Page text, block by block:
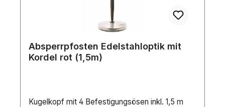
Absperrpfosten Edelstahloptik mit
Kordel rot (1,5m)
Kugelkopf mit 4 Befestigungsösen inkl. 1,5 m